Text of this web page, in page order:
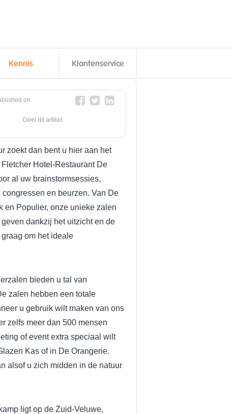
Kennis Klantenservice
on
Deel dit artikel
zoekt dan bent u hier aan het
Hotel-Restaurant De
al uw brainstormsessies,
en beurzen. Van De
en Populier, onze unieke zalen
dankzij het uitzicht en de
om het ideale
bieden u tal van
zalen hebben een totale
u gebruik wilt maken van ons
zelfs meer dan 500 mensen
of event extra speciaal wilt
Kas of in De Orangerie.
alsof u zich midden in de natuur
ligt op de Zuid-Veluwe,